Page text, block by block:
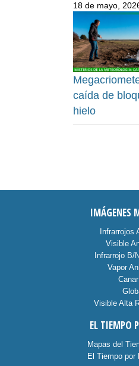
18 de mayo,
caída de
hielo
IMÁGENES
Infrarrojos
Visible
Infrarrojo B/
Vapor
Visible Alta
EL TIEMPO
Mapas del
El Tiempo por